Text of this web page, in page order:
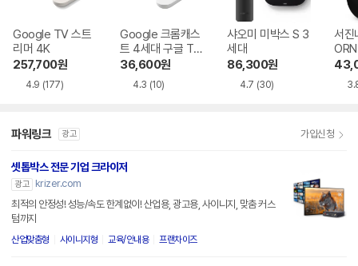
Google TV 스트
리머 4K
257,700원
4.9 (177)
Google 크롬캐스
트 4세대 구글 TV
4K
36,600원
4.3 (10)
샤오미 미박스 S 3
세대
86,300원
4.7 (30)
서진
y K9
파워링크 광고 가입신청
셋톱박스 전문 기업 크라이저
광고
krizer.com
최적의 안정성! 성능/속도 한계없이! 산업용, 광고용, 사이니지, 맞춤 커스
텀까지
산업맞춤형 사이니지형 교육/안내용 프랜차이즈